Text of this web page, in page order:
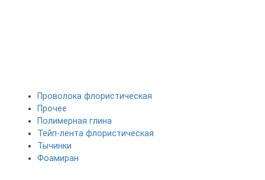
Проволока флористическая
Прочее
Полимерная глина
Тейп-лента флористическая
Тычинки
Фоамиран